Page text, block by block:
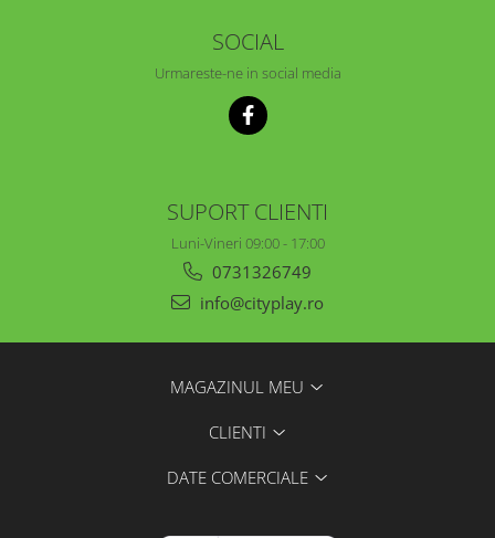
SOCIAL
Urmareste-ne in social media
SUPORT CLIENTI
Luni-Vineri 09:00 - 17:00
0731326749
info@cityplay.ro
MAGAZINUL MEU
CLIENTI
DATE COMERCIALE